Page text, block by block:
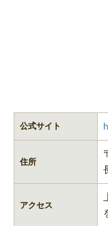
公式サイト
住所
アクセス